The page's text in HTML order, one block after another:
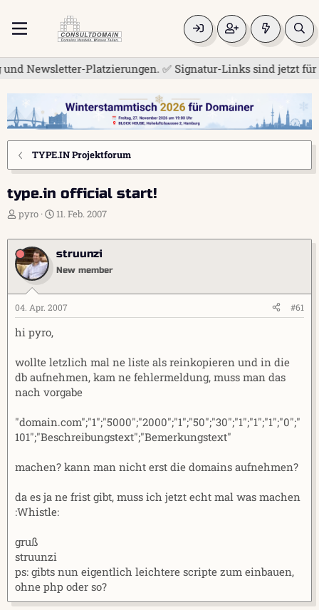
Platzierungen. ✅ Signatur-Links sind jetzt für alle
TYPE.IN Projektforum
type.in official start!
E
s
t
e
l
e
r
pyro
E
s
t
e
t
a
11. Feb. 2007
struunzi
New member
04. Apr. 2007 #61
hi pyro,
wollte letzlich mal ne liste als reinkopieren und in die
db aufnehmen, kam ne fehlermeldung, muss man das
nach vorgabe
"domain.com";"1";"5000";"2000";"1";"50";"30";"1";"1";"1";"0";"
101";"Beschreibungstext";"Bemerkungstext"
machen? kann man nicht erst die domains aufnehmen?
da es ja ne frist gibt, muss ich jetzt echt mal was machen
:Whistle:
gruß
struunzi
ps: gibts nun eigentlich leichtere scripte zum einbauen,
ohne php oder so?